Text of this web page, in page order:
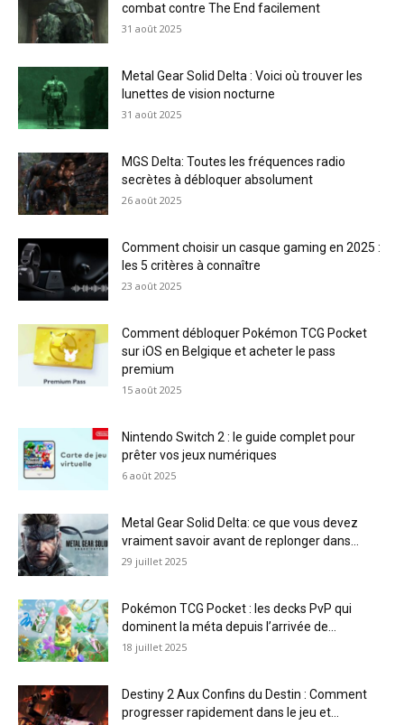
combat contre The End facilement
31 août 2025
Metal Gear Solid Delta : Voici où trouver les
lunettes de vision nocturne
31 août 2025
MGS Delta: Toutes les fréquences radio
secrètes à débloquer absolument
26 août 2025
Comment choisir un casque gaming en 2025 :
les 5 critères à connaître
23 août 2025
Comment débloquer Pokémon TCG Pocket
sur iOS en Belgique et acheter le pass
premium
15 août 2025
Nintendo Switch 2 : le guide complet pour
prêter vos jeux numériques
6 août 2025
Metal Gear Solid Delta: ce que vous devez
vraiment savoir avant de replonger dans...
29 juillet 2025
Pokémon TCG Pocket : les decks PvP qui
dominent la méta depuis l’arrivée de...
18 juillet 2025
Destiny 2 Aux Confins du Destin : Comment
progresser rapidement dans le jeu et...